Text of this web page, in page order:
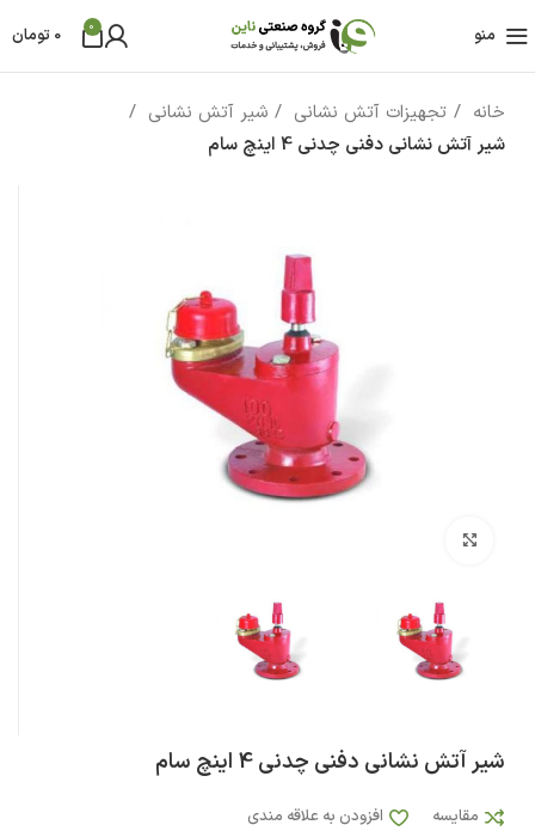
منو 0
0 تومان
خانه تجهیزات آتش نشانی
شیر آتش نشانی
شیر آتش نشانی دفنی چدنی 4 اینچ سام
شیر آتش نشانی دفنی چدنی 4 اینچ سام
مقایسه افزودن به علاقه مندی